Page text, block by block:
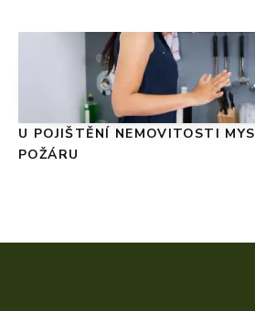
U POJIŠTĚNÍ NEMOVITOSTI
POŽÁRU